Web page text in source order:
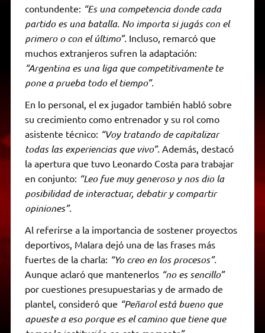
contundente: “Es una competencia donde cada
partido es una batalla. No importa si jugás con el
primero o con el último”. Incluso, remarcó que
muchos extranjeros sufren la adaptación:
“Argentina es una liga que competitivamente te
pone a prueba todo el tiempo”.
En lo personal, el ex jugador también habló sobre
su crecimiento como entrenador y su rol como
asistente técnico: “Voy tratando de capitalizar
todas las experiencias que vivo”. Además, destacó
la apertura que tuvo Leonardo Costa para trabajar
en conjunto: “Leo fue muy generoso y nos dio la
posibilidad de interactuar, debatir y compartir
opiniones”.
Al referirse a la importancia de sostener proyectos
deportivos, Malara dejó una de las frases más
fuertes de la charla: “Yo creo en los procesos”.
Aunque aclaró que mantenerlos “no es sencillo”
por cuestiones presupuestarias y de armado de
plantel, consideró que “Peñarol está bueno que
apueste a eso porque es el camino que tiene que